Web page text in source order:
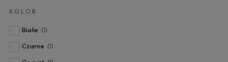
KOLOR
Białe (1)
Czarne (1)